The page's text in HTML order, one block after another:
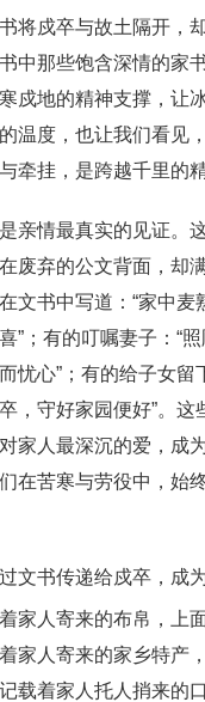
将戍卒与故土隔开，
中那些饱含深情的家
戍地的精神支撑，让
温度，也让我们看见
牵挂，是跨越千里的
亲情最真实的见证。
废弃的公文背面，却
文书中写道：“家中麦
”；有的叮嘱妻子：“
忧心”；有的给子女留
，守好家园便好”。这
家人最深沉的爱，成
在苦寒与劳役中，始
文书传递给戍卒，成
家人寄来的布帛，上
家人寄来的家乡特产
载着家人托人捎来的